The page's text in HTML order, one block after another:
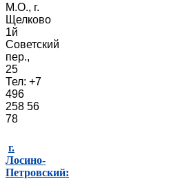
М.О., г.
Щелково
1й
Советский
пер.,
25
Тел: +7
496
258 56
78
г.
Лосино-
Петровский: